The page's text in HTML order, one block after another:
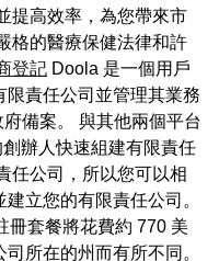
提高效率，為您帶來市
格的醫療保健法律和許
登記 Doola 是一個用戶
責任公司並管理其業務
備案。 與其他兩個平台
辦人快速組建有限責任
任公司，所以您可以相
立您的有限責任公司。
冊套餐將花費約 770 美
所在的州而有所不同。